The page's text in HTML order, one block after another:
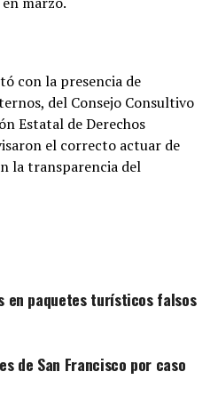
con la presencia de
del Consejo Consultivo
Estatal de Derechos
el correcto actuar de
la transparencia del
en paquetes turísticos falsos
de San Francisco por caso